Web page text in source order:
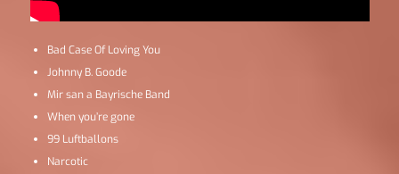
Bad Case Of Loving You
Johnny B. Goode
Mir san a Bayrische Band
When you’re gone
99 Luftballons
Narcotic